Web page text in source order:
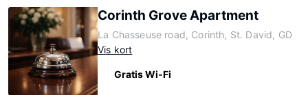
Corinth Grove Apartment
La Chasseuse road, Corinth, St. David, GD
Vis kort
Gratis Wi-Fi